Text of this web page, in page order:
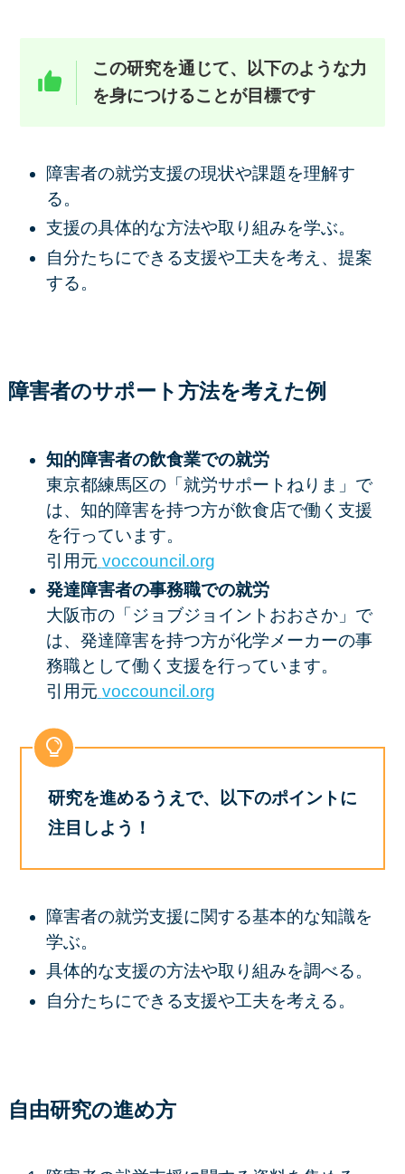
この研究を通じて、以下のような力
を身につけることが目標です
障害者の就労支援の現状や課題を理解す
る。
支援の具体的な方法や取り組みを学ぶ。
自分たちにできる支援や工夫を考え、提案
する。
障害者のサポート方法を考えた例
知的障害者の飲食業での就労
東京都練馬区の「就労サポートねりま」で
は、知的障害を持つ方が飲食店で働く支援
を行っています。
引用元 voccouncil.org
発達障害者の事務職での就労
大阪市の「ジョブジョイントおおさか」で
は、発達障害を持つ方が化学メーカーの事
務職として働く支援を行っています。
引用元 voccouncil.org
研究を進めるうえで、以下のポイントに
注目しよう！
障害者の就労支援に関する基本的な知識を
学ぶ。
具体的な支援の方法や取り組みを調べる。
自分たちにできる支援や工夫を考える。
自由研究の進め方